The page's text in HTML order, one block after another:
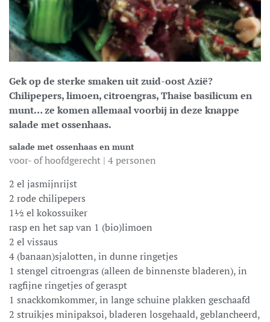
Gek op de sterke smaken uit zuid-oost Azië?
Chilipepers, limoen, citroengras, Thaise basilicum en
munt… ze komen allemaal voorbij in deze knappe
salade met ossenhaas.
salade met ossenhaas en munt
voor- of hoofdgerecht | 4 personen
2 el jasmijnrijst
2 rode chilipepers
1½ el kokossuiker
rasp en het sap van 1 (bio)limoen
2 el vissaus
4 (banaan)sjalotten, in dunne ringetjes
1 stengel citroengras (alleen de binnenste bladeren), in
ragfijne ringetjes of geraspt
1 snackkomkommer, in lange schuine plakken geschaafd
2 struikjes minipaksoi, bladeren losgehaald, geblancheerd,